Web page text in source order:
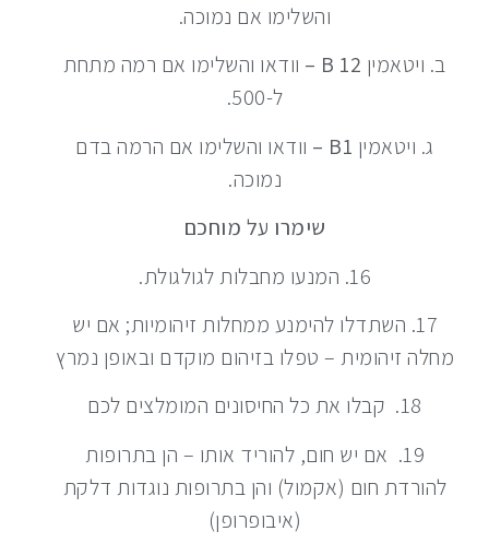
והשלימו אם נמוכה.
ב. ויטאמין
וודאו והשלימו אם רמה מתחת
ל-500.
ג. ויטאמין B1 –
וודאו והשלימו אם הרמה בדם
נמוכה.
שימרו על מוחכם
16. המנעו מחבלות לגולגולת.
17. ה
שתדלו להימנע ממחלות זיהומיות; אם יש
מחלה זיהומית – טפלו בזיהום מוקדם ובאופן נמרץ
18.
קבלו את כל החיסונים המומלצים לכם
19.
אם יש חום, להוריד אותו – הן בתרופות
להורדת חום (אקמול) והן בתרופות נוגדות דלקת
(איבופרופן)